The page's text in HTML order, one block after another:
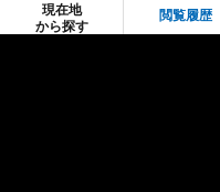
現在地
から探す
閲覧履歴